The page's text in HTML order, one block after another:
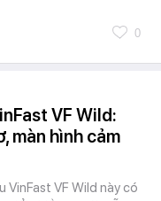
0
VF Wild:
màn hình cảm
VinFast VF Wild này có